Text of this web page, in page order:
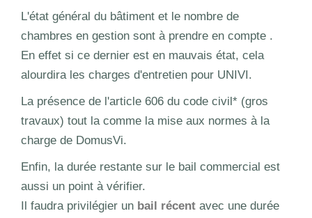
L'état général du bâtiment et le nombre de
chambres en gestion sont à prendre en compte .
En effet si ce dernier est en mauvais état, cela
alourdira les charges d'entretien pour UNIVI.
La présence de l'article 606 du code civil* (gros
travaux) tout la comme la mise aux normes à la
charge de DomusVi.
Enfin, la durée restante sur le bail commercial est
aussi un point à vérifier.
Il faudra privilégier un bail récent avec une durée